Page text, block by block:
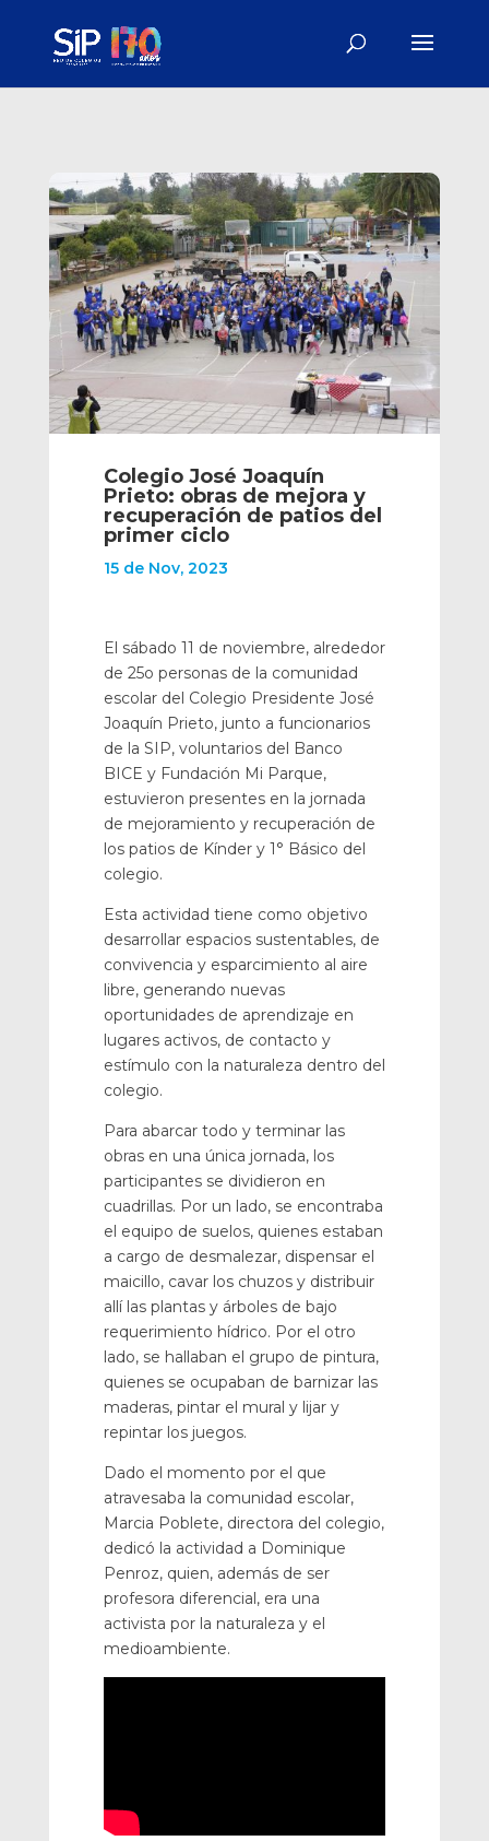
Colegio José Joaquín
Prieto: obras de mejora y
recuperación de patios del
primer ciclo
15 de Nov, 2023
El sábado 11 de noviembre, alrededor
de 25o personas de la comunidad
escolar del Colegio Presidente José
Joaquín Prieto, junto a funcionarios
de la SIP, voluntarios del Banco
BICE y Fundación Mi Parque,
estuvieron presentes en la jornada
de mejoramiento y recuperación de
los patios de Kínder y 1° Básico del
colegio.
Esta actividad tiene como objetivo
desarrollar espacios sustentables, de
convivencia y esparcimiento al aire
libre, generando nuevas
oportunidades de aprendizaje en
lugares activos, de contacto y
estímulo con la naturaleza dentro del
colegio.
Para abarcar todo y terminar las
obras en una única jornada, los
participantes se dividieron en
cuadrillas. Por un lado, se encontraba
el equipo de suelos, quienes estaban
a cargo de desmalezar, dispensar el
maicillo, cavar los chuzos y distribuir
allí las plantas y árboles de bajo
requerimiento hídrico. Por el otro
lado, se hallaban el grupo de pintura,
quienes se ocupaban de barnizar las
maderas, pintar el mural y lijar y
repintar los juegos.
Dado el momento por el que
atravesaba la comunidad escolar,
Marcia Poblete, directora del colegio,
dedicó la actividad a Dominique
Penroz, quien, además de ser
profesora diferencial, era una
activista por la naturaleza y el
medioambiente.